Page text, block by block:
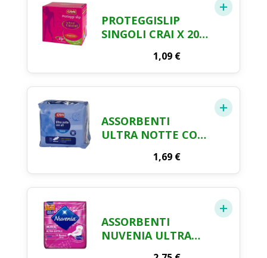
PROTEGGISLIP
SINGOLI CRAI X 20
1,09 €
ASSORBENTI
ULTRA NOTTE CON
1,69 €
ASSORBENTI
NUVENIA ULTRA